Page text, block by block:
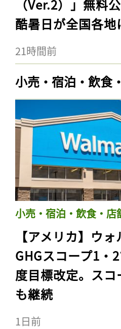
（Ver.2）」無料
酷暑日が全国各地
21時間前
小売・宿泊・飲食
小売・宿泊・飲食・店
【アメリカ】ウォ
GHGスコープ1・
度目標改定。スコ
も継続
1日前